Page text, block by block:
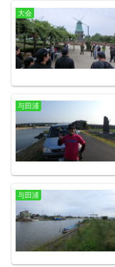
大会
与田浦
与田浦